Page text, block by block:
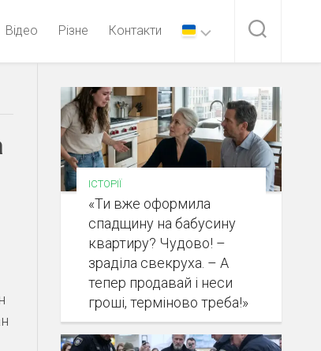
Відео Різне Контакти
ІСТОРІЇ
«Ти вже оформила
спадщину на бабусину
квартиру? Чудово! –
зраділа свекруха. – А
тепер продавай і неси
гроші, терміново треба!»